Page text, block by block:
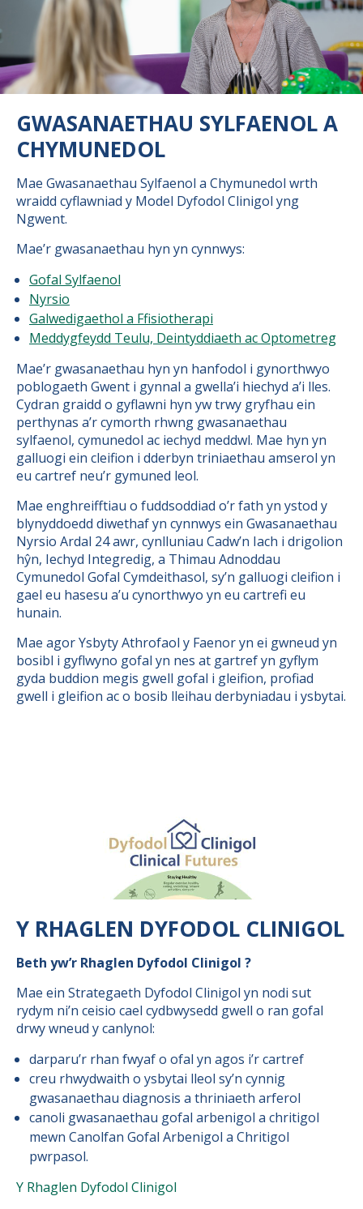
GWASANAETHAU SYLFAENOL A
CHYMUNEDOL
Mae Gwasanaethau Sylfaenol a Chymunedol wrth
wraidd cyflawniad y Model Dyfodol Clinigol yng
Ngwent.
Mae’r gwasanaethau hyn yn cynnwys:
Gofal Sylfaenol
Nyrsio
Galwedigaethol a Ffisiotherapi
Meddygfeydd Teulu, Deintyddiaeth ac Optometreg
Mae’r gwasanaethau hyn yn hanfodol i gynorthwyo
poblogaeth Gwent i gynnal a gwella’i hiechyd a’i lles.
Cydran graidd o gyflawni hyn yw trwy gryfhau ein
perthynas a’r cymorth rhwng gwasanaethau
sylfaenol, cymunedol ac iechyd meddwl. Mae hyn yn
galluogi ein cleifion i dderbyn triniaethau amserol yn
eu cartref neu’r gymuned leol.
Mae enghreifftiau o fuddsoddiad o’r fath yn ystod y
blynyddoedd diwethaf yn cynnwys ein Gwasanaethau
Nyrsio Ardal 24 awr, cynlluniau Cadw’n Iach i drigolion
hŷn, Iechyd Integredig, a Thimau Adnoddau
Cymunedol Gofal Cymdeithasol, sy’n galluogi cleifion i
gael eu hasesu a’u cynorthwyo yn eu cartrefi eu
hunain.
Mae agor Ysbyty Athrofaol y Faenor yn ei gwneud yn
bosibl i gyflwyno gofal yn nes at gartref yn gyflym
gyda buddion megis gwell gofal i gleifion, profiad
gwell i gleifion ac o bosib lleihau derbyniadau i ysbytai.
Y RHAGLEN DYFODOL CLINIGOL
Beth yw’r Rhaglen Dyfodol Clinigol ?
Mae ein Strategaeth Dyfodol Clinigol yn nodi sut
rydym ni’n ceisio cael cydbwysedd gwell o ran gofal
drwy wneud y canlynol:
darparu’r rhan fwyaf o ofal yn agos i’r cartref
creu rhwydwaith o ysbytai lleol sy’n cynnig
gwasanaethau diagnosis a thriniaeth arferol
canoli gwasanaethau gofal arbenigol a chritigol
mewn Canolfan Gofal Arbenigol a Chritigol
pwrpasol.
Y Rhaglen Dyfodol Clinigol